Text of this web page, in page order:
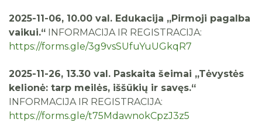
2025-11-06, 10.00 val. Edukacija „Pirmoji pagalba
vaikui.“ INFORMACIJA IR REGISTRACIJA:
https://forms.gle/3g9vsSUfuYuUGkqR7
2025-11-26, 13.30 val. Paskaita šeimai „Tėvystės
kelionė: tarp meilės, iššūkių ir savęs.“
INFORMACIJA IR REGISTRACIJA:
https://forms.gle/t75MdawnokCpzJ3z5